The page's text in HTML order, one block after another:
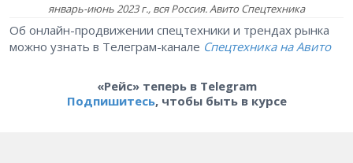
январь-июнь 2023 г., вся Россия. Авито Спецтехника
Об онлайн-продвижении спецтехники и трендах рынка
можно узнать в Телеграм-канале Спецтехника на Авито
«Рейс» теперь в Telegram
Подпишитесь, чтобы быть в курсе